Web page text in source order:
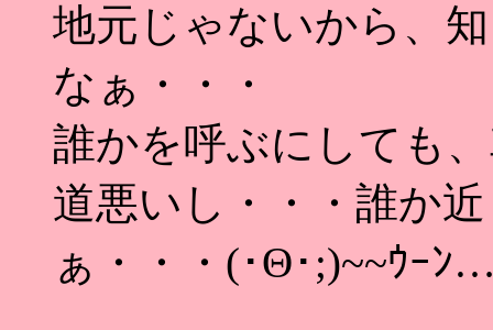
地元じゃないから、
なぁ・・・
誰かを呼ぶにしても
道悪いし・・・誰か
ぁ・・・(･Θ･;)~~ｳｰﾝ